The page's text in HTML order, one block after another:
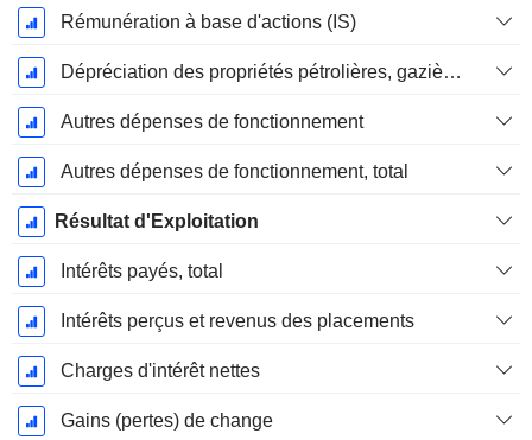
Rémunération à base d'actions (IS)
Dépréciation des propriétés pétrolières, gazières et minérales - (IS)
Autres dépenses de fonctionnement
Autres dépenses de fonctionnement, total
Résultat d'Exploitation
Intérêts payés, total
Intérêts perçus et revenus des placements
Charges d'intérêt nettes
Gains (pertes) de change